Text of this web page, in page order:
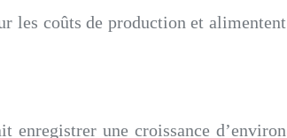
les coûts de production et alimentent
enregistrer une croissance d’environ